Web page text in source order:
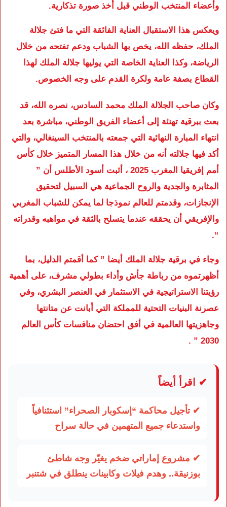
وأعضاء المنتخب الوطني قبل أخذ صورة تذكارية.
ويعكس هذا الاستقبال العناية الفائقة التي ما فتئ جلالة
الملك، حفظه الله، يخص بها الشباب ودعم تفتحه من خلال
الرياضة، وكذا العناية الخاصة التي يوليها جلالة الملك لهذا
القطاع بصفة عامة ولكرة القدم على وجه الخصوص.
وكان صاحب الجلالة الملك محمد السادس، نصره الله، قد
بعث ببرقية تهنئة إلى أعضاء الفريق الوطني، مباشرة بعد
انتهاء المبارة النهائية التي جمعته بالمنتخب السينغالي، والتي
أكد فيها جلالته أنه من خلال هذا المسار المتميز خلال كأس
أمم إفريقيا المغرب 2025 ، أثبت أسود الأطلس أن ”
المثابرة والجدية والروح الجماعية هي السبيل لتحقيق
الإنجازات، وقدمتم للعالم نموذجا لما يمكن للشباب المغربي
والإفريقي أن يحققه عندما يتسلح بالثقة في مواهبه وقدراته
“.
وجاء في برقية جلالة الملك أيضا ” كما أقمتم الدليل، بما
أظهرتموه من رباطة جأش وأداء بطولي مشرف، على أهمية
رؤيتنا الاستراتيجية في الاستثمار في العنصر البشري، وفي
عصرنة البنيات التحتية للمملكة التي أبانت عن متانتها
وجاهزيتها العالمية في أفق احتضان منافسات كأس العالم
2030 ” .
✔ اقرأ أيضاً
✔ تأجيل محاكمة “إسكوبار الصحراء” استئنافياً
واستدعاء جميع المتهمين في حالة سراح
✔ مشروع إماراتي ضخم يغيّر وجه شاطئ
بوزنيقة.. وهدم فيلات وكابينات ينطلق في شتنبر